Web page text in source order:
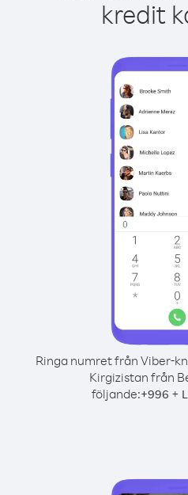
kredit
Ringa numret från Viber-
Kirgizistan från
följande:+996 +